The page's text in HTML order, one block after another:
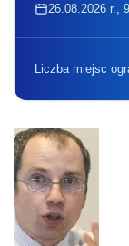
26.08.2026 r.,
Liczba miejsc